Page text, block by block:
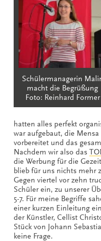
Schülermanagerin
macht die Begrüßung
Foto: Reinhard Former
hatten alles perfekt
war aufgebaut, die
vorbereitet und das
Nachdem wir also das
die Werbung für die
blieb für uns nichts mehr
Gegen viertel vor zehn
Schüler ein, zu unserer
5-7. Für meine Begriffe
einer kurzen Einleitung
der Künstler, Cellist
Stück von Johann
keine Frage.